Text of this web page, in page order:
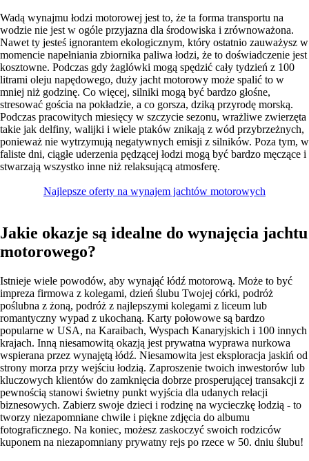
Wadą wynajmu łodzi motorowej jest to, że ta forma transportu na
wodzie nie jest w ogóle przyjazna dla środowiska i zrównoważona.
Nawet ty jesteś ignorantem ekologicznym, który ostatnio zauważysz w
momencie napełniania zbiornika paliwa łodzi, że to doświadczenie jest
kosztowne. Podczas gdy żaglówki mogą spędzić cały tydzień z 100
litrami oleju napędowego, duży jacht motorowy może spalić to w
mniej niż godzinę. Co więcej, silniki mogą być bardzo głośne,
stresować gościa na pokładzie, a co gorsza, dziką przyrodę morską.
Podczas pracowitych miesięcy w szczycie sezonu, wrażliwe zwierzęta
takie jak delfiny, walijki i wiele ptaków znikają z wód przybrzeżnych,
ponieważ nie wytrzymują negatywnych emisji z silników. Poza tym, w
faliste dni, ciągłe uderzenia pędzącej łodzi mogą być bardzo męczące i
stwarzają wszystko inne niż relaksującą atmosferę.
Najlepsze oferty na wynajem jachtów motorowych
Jakie okazje są idealne do wynajęcia jachtu
motorowego?
Istnieje wiele powodów, aby wynająć łódź motorową. Może to być
impreza firmowa z kolegami, dzień ślubu Twojej córki, podróż
poślubna z żoną, podróż z najlepszymi kolegami z liceum lub
romantyczny wypad z ukochaną. Karty połowowe są bardzo
popularne w USA, na Karaibach, Wyspach Kanaryjskich i 100 innych
krajach. Inną niesamowitą okazją jest prywatna wyprawa nurkowa
wspierana przez wynajętą łódź. Niesamowita jest eksploracja jaskiń od
strony morza przy wejściu łodzią. Zaproszenie twoich inwestorów lub
kluczowych klientów do zamknięcia dobrze prosperującej transakcji z
pewnością stanowi świetny punkt wyjścia dla udanych relacji
biznesowych. Zabierz swoje dzieci i rodzinę na wycieczkę łodzią - to
tworzy niezapomniane chwile i piękne zdjęcia do albumu
fotograficznego. Na koniec, możesz zaskoczyć swoich rodziców
kuponem na niezapomniany prywatny rejs po rzece w 50. dniu ślubu!